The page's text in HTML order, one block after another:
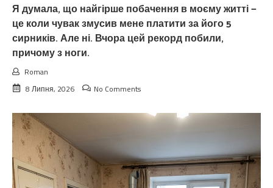
Я думала, що найгірше побачення в моєму житті —
це коли чувак змусив мене платити за його 5
сирників. Але ні. Вчора цей рекорд побили,
причому з ноги.
Roman
8 Липня, 2026
No Comments